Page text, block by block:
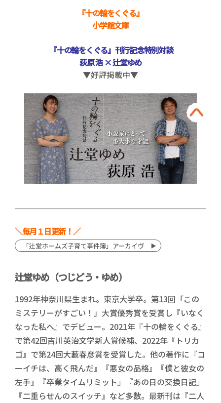
『十の輪をくぐる』
小学館文庫
『十の輪をくぐる』刊行記念特別対談
荻原 浩 × 辻堂ゆめ
▼好評掲載中▼
＼毎月１日更新！／
「辻堂ホームズ子育て事件簿」アーカイヴ
辻堂ゆめ（つじどう・ゆめ）
1992年神奈川県生まれ。東京大学卒。第13回「この
ミステリーがすごい！」大賞優秀賞を受賞し『いなく
なった私へ』でデビュー。2021年『十の輪をくぐる』
で第42回吉川英治文学新人賞候補、2022年『トリカ
ゴ』で第24回大藪春彦賞を受賞した。他の著作に『コ
ーイチは、高く飛んだ』『悪女の品格』『僕と彼女の
左手』『卒業タイムリミット』『あの日の交換日記』
『二重らせんのスイッチ』など多数。最新刊は『二人